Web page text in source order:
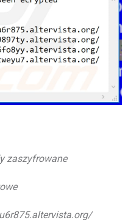
zaszyfrowane